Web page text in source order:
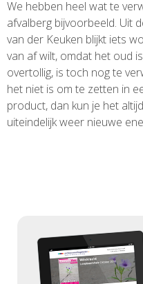
We hebben heel wat te
afvalberg bijvoorbeeld. Uit
van der Keuken blijkt iets
van af wilt, omdat het oud
overtollig, is toch nog te
het niet is om te zetten in
product, dan kun je het
uiteindelijk weer nieuwe